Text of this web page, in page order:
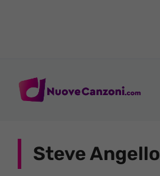
Steve Angello